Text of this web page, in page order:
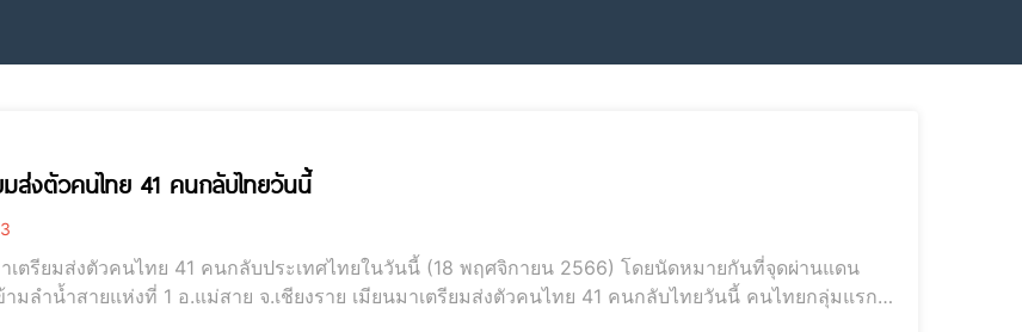
มส่งตัวคนไทย 41 คนกลับไทยวันนี้
เตรียมส่งตัวคนไทย 41 คนกลับประเทศไทยในวันนี้ (18 พฤศจิกายน 2566) โดยนัดหมายกันที่จุดผ่านแดน
ลำน้ำสายแห่งที่ 1 อ.แม่สาย จ.เชียงราย เมียนมาเตรียมส่งตัวคนไทย 41 คนกลับไทยวันนี้ คนไทยกลุ่มแรกที่